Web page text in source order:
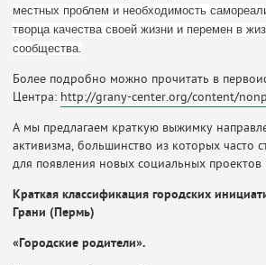
местных проблем и необходимость
творца качества своей жизни и перемен в
сообщества.
Более подробно можно прочитать в
Центра: http://grany-center.org/content/
А мы предлагаем краткую выжимку
активизма, большинство из которых часто
для появления новых социальных
Краткая классификация городских
Грани (Пермь)
«Городские родители».